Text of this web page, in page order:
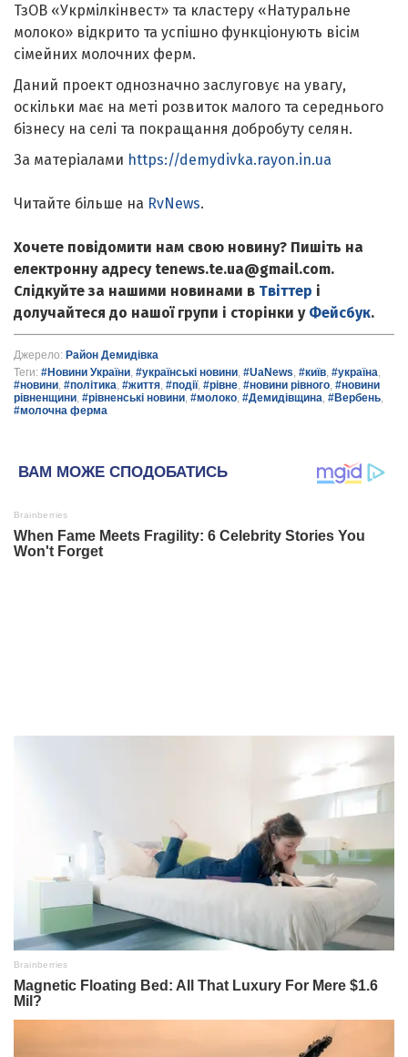
ТзОВ «Укрмілкінвест» та кластеру «Натуральне
молоко» відкрито та успішно функціонують вісім
сімейних молочних ферм.
Даний проект однозначно заслуговує на увагу,
оскільки має на меті розвиток малого та середнього
бізнесу на селі та покращання добробуту селян.
За матеріалами https://demydivka.rayon.in.ua
Читайте більше на RvNews.
Хочете повідомити нам свою новину? Пишіть на
електронну адресу tenews.te.ua@gmail.com.
Слідкуйте за нашими новинами в Твіттер і
долучайтеся до нашої групи і сторінки у Фейсбук.
Джерело: Район Демидівка
Теги: #Новини України, #українські новини, #UaNews, #київ, #україна,
#новини, #політика, #життя, #події, #рівне, #новини рівного, #новини
рівненщини, #рівненські новини, #молоко, #Демидівщина, #Вербень,
#молочна ферма